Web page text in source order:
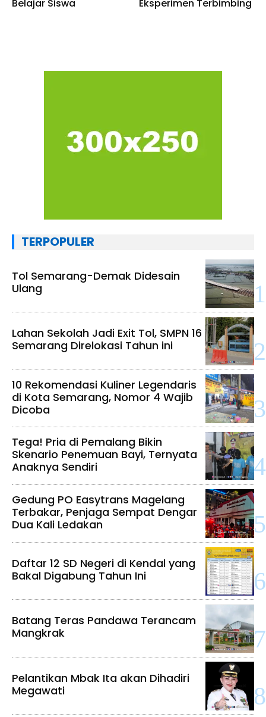
Belajar Siswa Eksperimen Terbimbing
TERPOPULER
Tol Semarang-Demak Didesain
Ulang
Lahan Sekolah Jadi Exit Tol, SMPN 16
Semarang Direlokasi Tahun ini
10 Rekomendasi Kuliner Legendaris
di Kota Semarang, Nomor 4 Wajib
Dicoba
Tega! Pria di Pemalang Bikin
Skenario Penemuan Bayi, Ternyata
Anaknya Sendiri
Gedung PO Easytrans Magelang
Terbakar, Penjaga Sempat Dengar
Dua Kali Ledakan
Daftar 12 SD Negeri di Kendal yang
Bakal Digabung Tahun Ini
Batang Teras Pandawa Terancam
Mangkrak
Pelantikan Mbak Ita akan Dihadiri
Megawati